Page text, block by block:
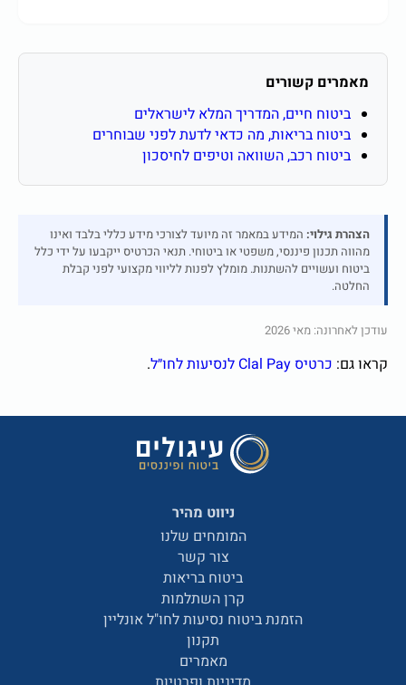
מאמרים קשורים
ביטוח חיים, המדריך המלא לישראלים
ביטוח בריאות, מה כדאי לדעת לפני שבוחרים
ביטוח רכב, השוואה וטיפים לחיסכון
הצהרת גילוי: המידע במאמר זה מיועד לצורכי מידע כללי בלבד ואינו
מהווה תכנון פיננסי, משפטי או ביטוחי. תנאי הכרטיס ייקבעו על ידי כלל
ביטוח ועשויים להשתנות. מומלץ לפנות לליווי מקצועי לפני קבלת
החלטה.
עודכן לאחרונה: מאי 2026
קראו גם: כרטיס Clal Pay לנסיעות לחו״ל .
ניווט מהיר
המומחים שלנו
צור קשר
ביטוח בריאות
קרן השתלמות
הזמנת ביטוח נסיעות לחו"ל אונליין
תקנון
מאמרים